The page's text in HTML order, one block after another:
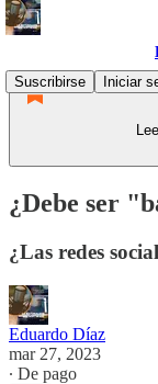
Suscribirse
Iniciar
¿Debe ser
¿Las redes
Eduardo Díaz
mar 27, 2023
∙ De pago